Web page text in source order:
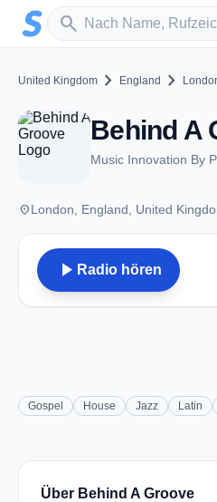
Zum Hauptinhalt springen
search
Sender suchen
United Kingdom chevron_right England chevron_right
Music Innovation By
placeLondon, England, United
play_arrow Radio hören
Gospel House Jazz Latin
Über Behind A Groove